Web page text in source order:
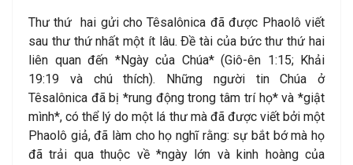
Thư thứ hai gửi cho Têsalônica đã được Phaolô viết
sau thư thứ nhất một ít lâu. Ðề tài của bức thư thứ hai
liên quan đến *Ngày của Chúa* (Giô-ên 1:15; Khải
19:19 và chú thích). Những người tin Chúa ở
Têsalônica đã bị *rung động trong tâm trí họ* và *giật
mình*, có thể lý do một lá thư mà đã được viết bởi một
Phaolô giả, đã làm cho họ nghĩ rằng: sự bắt bớ mà họ
đã trải qua thuộc về *ngày lớn và kinh hoàng của